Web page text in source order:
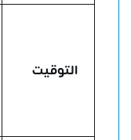
التوقيت